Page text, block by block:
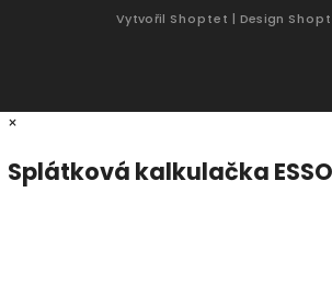
Vytvořil Shoptet | Design
×
Splátková kalkulačka